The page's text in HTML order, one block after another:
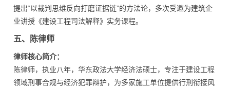
提出“以裁判思维反向打磨证据链”的方法论，多次受邀为建筑企
业讲授《建设工程司法解释》实务课程。
五、陈律师
律师核心简介：
陈律师，执业八年，华东政法大学经济法硕士，专注于建设工程
领域刑事合规与经济犯罪辩护，为多家施工单位提供行刑衔接风